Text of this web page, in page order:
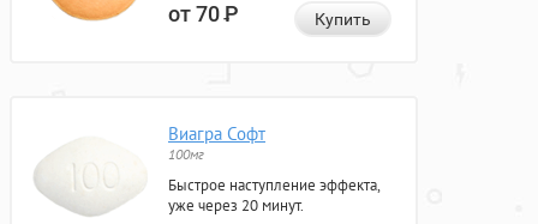
от 70Р Купить
Виагра Софт
100мг
Быстрое наступление эффекта,
уже через 20 минут.